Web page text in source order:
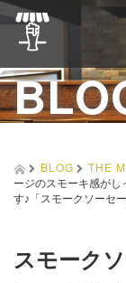
BLOG THE
ージのスモーキ感が
す♪「スモークソーセ
スモーク